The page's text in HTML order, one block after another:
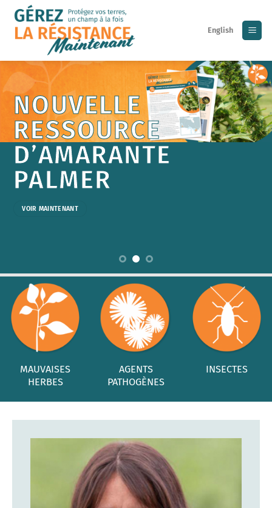
Skip
content
English
NOUVELLE
RESSOURCE
D’AMARANTE
PALMER
VOIR MAINTENANT
MAUVAISES
HERBES
AGENTS
PATHOGÈNES
INSECTES